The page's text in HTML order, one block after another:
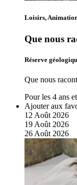
Loisirs,
Que nous
Réserve
Que nous
Pour les 4 ans
Ajouter aux
12 Août 2026
19 Août 2026
26 Août 2026